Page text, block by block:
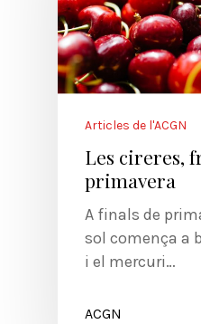
Articles de l'ACGN
Les cireres,
primavera
A finals de
sol comença a
i el mercuri…
ACGN